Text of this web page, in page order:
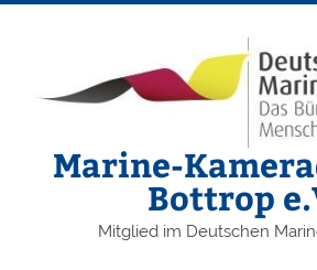
Zum
Marine-
Bottrop
Mitglied im Deutschen